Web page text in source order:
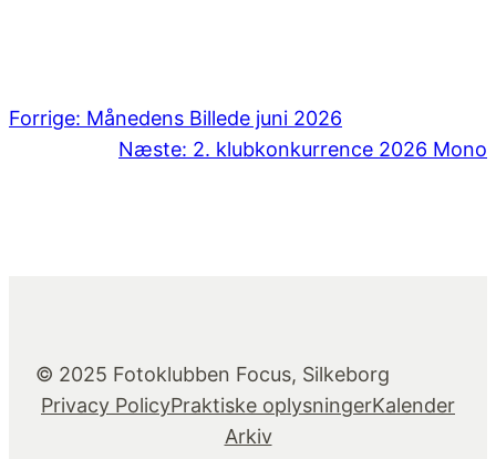
Forrige: Månedens Billede juni 2026
Næste: 2. klubkonkurrence 2026 Mono
© 2025 Fotoklubben Focus, Silkeborg
Privacy PolicyPraktiske oplysningerKalender
Arkiv